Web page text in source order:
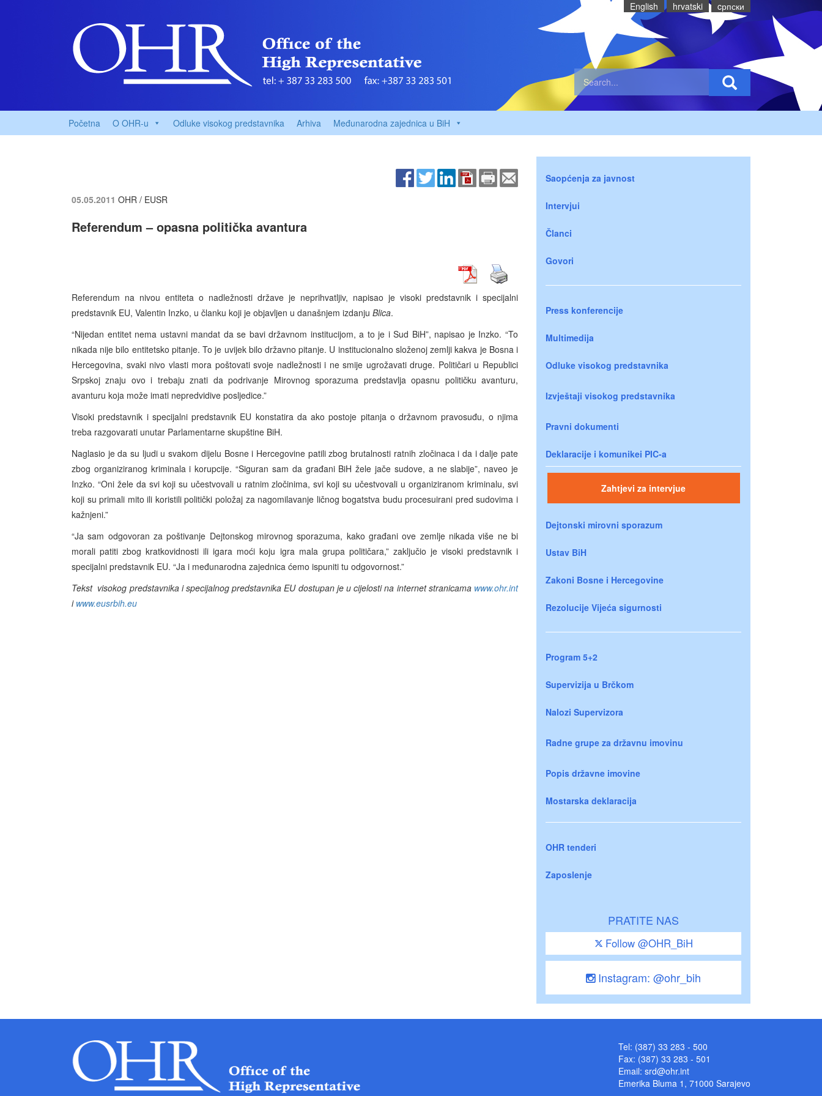
English hrvatski cрпски
Početna O OHR-u Odluke visokog predstavnika Arhiva Međunarodna zajednica u BiH
05.05.2011 OHR / EUSR
Referendum – opasna politička avantura
Referendum na nivou entiteta o nadležnosti države je neprihvatljiv, napisao je visoki predstavnik i specijalni
predstavnik EU, Valentin Inzko, u članku koji je objavljen u današnjem izdanju Blica.
“Nijedan entitet nema ustavni mandat da se bavi državnom institucijom, a to je i Sud BiH”, napisao je Inzko. “To
nikada nije bilo entitetsko pitanje. To je uvijek bilo državno pitanje. U institucionalno složenoj zemlji kakva je Bosna i
Hercegovina, svaki nivo vlasti mora poštovati svoje nadležnosti i ne smije ugrožavati druge. Političari u Republici
Srpskoj znaju ovo i trebaju znati da podrivanje Mirovnog sporazuma predstavlja opasnu političku avanturu,
avanturu koja može imati nepredvidive posljedice.”
Visoki predstavnik i specijalni predstavnik EU konstatira da ako postoje pitanja o državnom pravosuđu, o njima
treba razgovarati unutar Parlamentarne skupštine BiH.
Naglasio je da su ljudi u svakom dijelu Bosne i Hercegovine patili zbog brutalnosti ratnih zločinaca i da i dalje pate
zbog organiziranog kriminala i korupcije. “Siguran sam da građani BiH žele jače sudove, a ne slabije”, naveo je
Inzko. “Oni žele da svi koji su učestvovali u ratnim zločinima, svi koji su učestvovali u organiziranom kriminalu, svi
koji su primali mito ili koristili politički položaj za nagomilavanje ličnog bogatstva budu procesuirani pred sudovima i
kažnjeni.”
“Ja sam odgovoran za poštivanje Dejtonskog mirovnog sporazuma, kako građani ove zemlje nikada više ne bi
morali patiti zbog kratkovidnosti ili igara moći koju igra mala grupa političara,” zaključio je visoki predstavnik i
specijalni predstavnik EU. “Ja i međunarodna zajednica ćemo ispuniti tu odgovornost.”
Tekst visokog predstavnika i specijalnog predstavnika EU dostupan je u cijelosti na internet stranicama www.ohr.int
i www.eusrbih.eu
Saopćenja za javnost
Intervjui
Članci
Govori
Press konferencije
Multimedija
Odluke visokog predstavnika
Izvještaji visokog predstavnika
Pravni dokumenti
Deklaracije i komunikei PIC-a
Zahtjevi za intervjue
Dejtonski mirovni sporazum
Ustav BiH
Zakoni Bosne i Hercegovine
Rezolucije Vijeća sigurnosti
Program 5+2
Supervizija u Brčkom
Nalozi Supervizora
Radne grupe za državnu imovinu
Popis državne imovine
Mostarska deklaracija
OHR tenderi
Zaposlenje
PRATITE NAS
Follow @OHR_BiH
Instagram: @ohr_bih
Tel: (387) 33 283 - 500
Fax: (387) 33 283 - 501
Email: srd@ohr.int
Emerika Bluma 1, 71000 Sarajevo